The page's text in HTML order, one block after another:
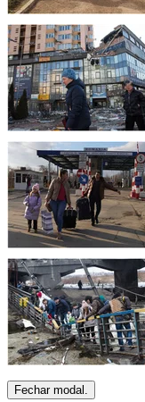
Fechar modal.